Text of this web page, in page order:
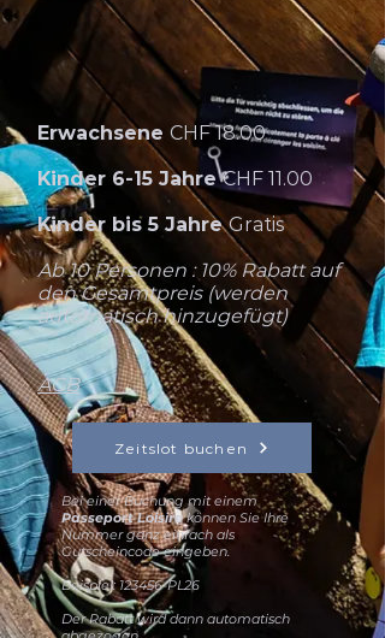
Erwachsene CHF 18.00
Kinder 6-15 JahreCHF 11.00
Kinder bis 5 JahreGratis
Ab 10 Personen : 10% Rabatt auf
den Gesamtpreis(werden
automatisch hinzugefügt)
AGB
Zeitslot buchen
Bei einer Buchung mit einem
Passeport Loisirekönnen Sie Ihre
Nummer ganz einfach als
Gutscheincode eingeben.
Beispiel: 123456-PL26
Der Rabatt wird dann automatisch